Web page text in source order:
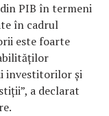
PIB în termeni
în cadrul
este foarte
investitorilor și
a declarat